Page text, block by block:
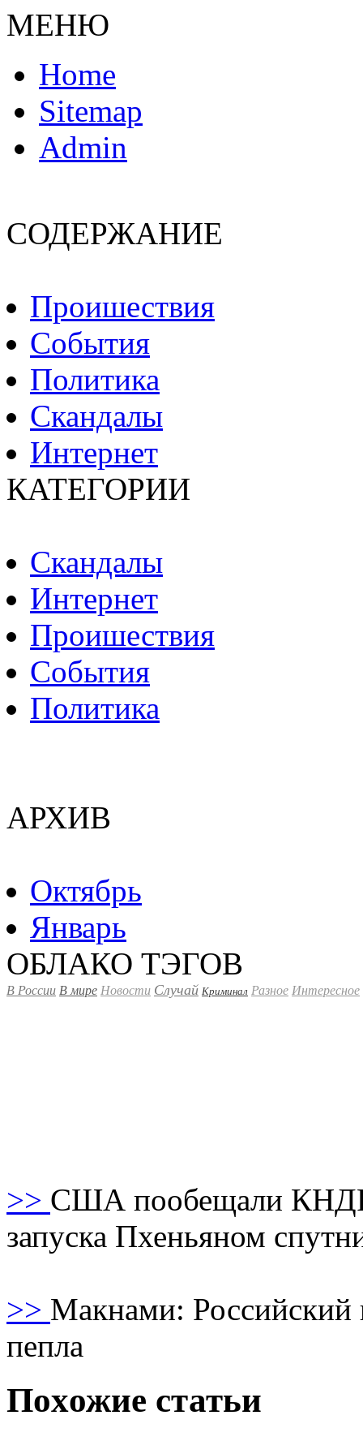
МЕНЮ
Home
Sitemap
Admin
СОДЕРЖАНИЕ
Пpoишествия
События
Политика
Скандалы
Интернет
КАТЕГОРИИ
Скандалы
Интернет
Пpoишествия
События
Политика
АРХИВ
Октябрь
Январь
ОБЛАКО ТЭГОВ
В России В мире Новости Случай Криминал Разное Интересное
>> США пообещали КНДР
запуска Пхеньяном
>> Макнами: Российский
пепла
Поxожие статьи